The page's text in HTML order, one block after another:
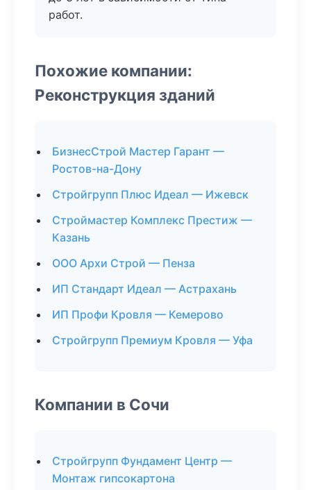
работ.
Похожие компании:
Реконструкция зданий
БизнесСтрой Мастер Гарант —
Ростов-на-Дону
Стройгрупп Плюс Идеал — Ижевск
Строймастер Комплекс Престиж —
Казань
ООО Архи Строй — Пенза
ИП Стандарт Идеал — Астрахань
ИП Профи Кровля — Кемерово
Стройгрупп Премиум Кровля — Уфа
Компании в Сочи
Стройгрупп Фундамент Центр —
Монтаж гипсокартона